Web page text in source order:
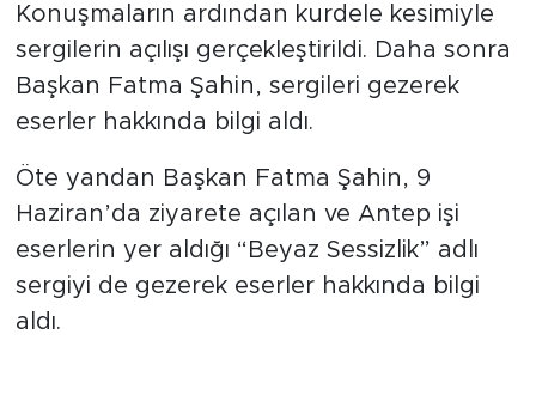
Konuşmaların ardından kurdele kesimiyle
sergilerin açılışı gerçekleştirildi. Daha sonra
Başkan Fatma Şahin, sergileri gezerek
eserler hakkında bilgi aldı.
Öte yandan Başkan Fatma Şahin, 9
Haziran’da ziyarete açılan ve Antep işi
eserlerin yer aldığı “Beyaz Sessizlik” adlı
sergiyi de gezerek eserler hakkında bilgi
aldı.